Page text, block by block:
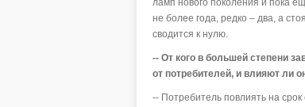
ламп нового поколения и пока
не более года, редко – два, а
сводится к нулю.
-- От кого в большей степени
от потребителей, и влияют ли
-- Потребитель повлиять на